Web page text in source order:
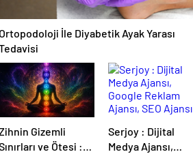
Ortopodoloji İle Diyabetik Ayak Yarası
Gizemli
ve Ötesi :
Serjoy : Dijital
Medya Ajansı,